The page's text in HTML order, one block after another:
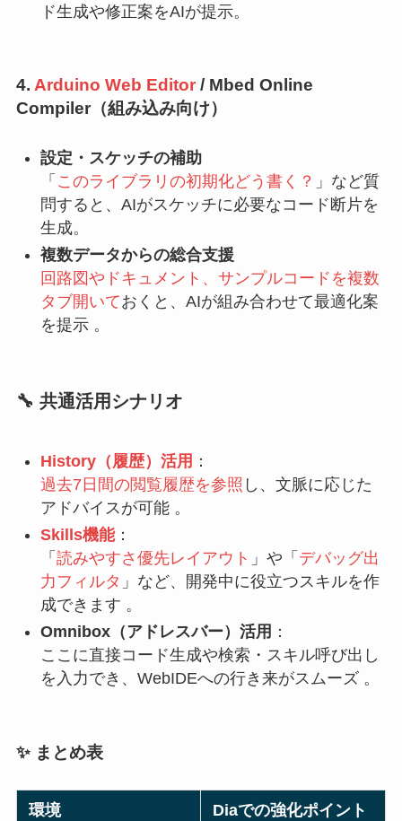
ド生成や修正案をAIが提示。
4. Arduino Web Editor/ Mbed Online
Compiler（組み込み向け）
設定・スケッチの補助
「 このライブラリの初期化どう書く？ 」など質
問すると、AIがスケッチに必要なコード断片を
生成。
複数データからの総合支援
回路図やドキュメント、サンプルコードを複数
タブ開いておくと、AIが組み合わせて最適化案
を提示 。
🔧 共通活用シナリオ
History（履歴）活用 ：
過去7日間の閲覧履歴を参照 し、文脈に応じた
アドバイスが可能 。
Skills機能：
「 読みやすさ優先レイアウト 」や「 デバッグ出
力フィルタ 」など、開発中に役立つスキルを作
成できます 。
Omnibox（アドレスバー）活用 ：
ここに直接コード生成や検索・スキル呼び出し
を入力でき、WebIDEへの行き来がスムーズ 。
✨ まとめ表
環境 Diaでの強化ポイント